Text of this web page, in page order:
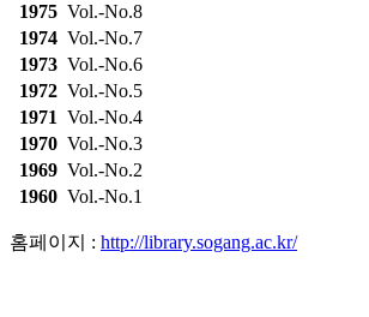
1975 Vol.-No.8
1974 Vol.-No.7
1973 Vol.-No.6
1972 Vol.-No.5
1971 Vol.-No.4
1970 Vol.-No.3
1969 Vol.-No.2
1960 Vol.-No.1
홈페이지 : http://library.sogang.ac.kr/